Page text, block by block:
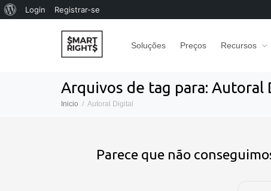
Soluções Preços Recursos
Arquivos de tag para: Autoral
Inicio Autoral Digital
Parece que não
Sobre
Login Registrar-se